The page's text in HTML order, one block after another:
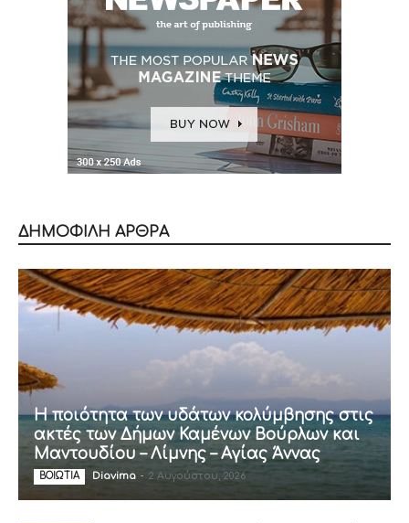
ΔΗΜΟΦΙΛΗ ΑΡΘΡΑ
Η ποιότητα των υδάτων κολύμβησης στις
ακτές των Δήμων Καμένων Βούρλων και
Μαντουδίου – Λίμνης – Αγίας Άννας
ΒΟΙΩΤΙΑ Diavima - 2 Αυγούστου, 2026